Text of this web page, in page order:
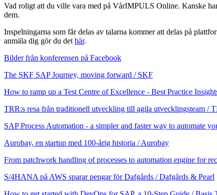
Vad roligt att du ville vara med på VårIMPULS Online. Kanske
dem.
Inspelningarna som får delas av talarna kommer att delas på
anmäla dig gör du det här.
Bilder från konferensen på Facebook
The SKF SAP Journey, moving forward / SKF
How to ramp up a Test Centre of Excellence - Best Practice
TRR:s resa från traditionell utveckling till agila utvecklingsteam /
SAP Process Automation - a simpler and faster way to automate
Aurobay, en startup med 100-årig historia / Aurobay
From patchwork handling of processes to automation engine for
S/4HANA på AWS sparar pengar för Dafgårds / Dafgårds & Pearl